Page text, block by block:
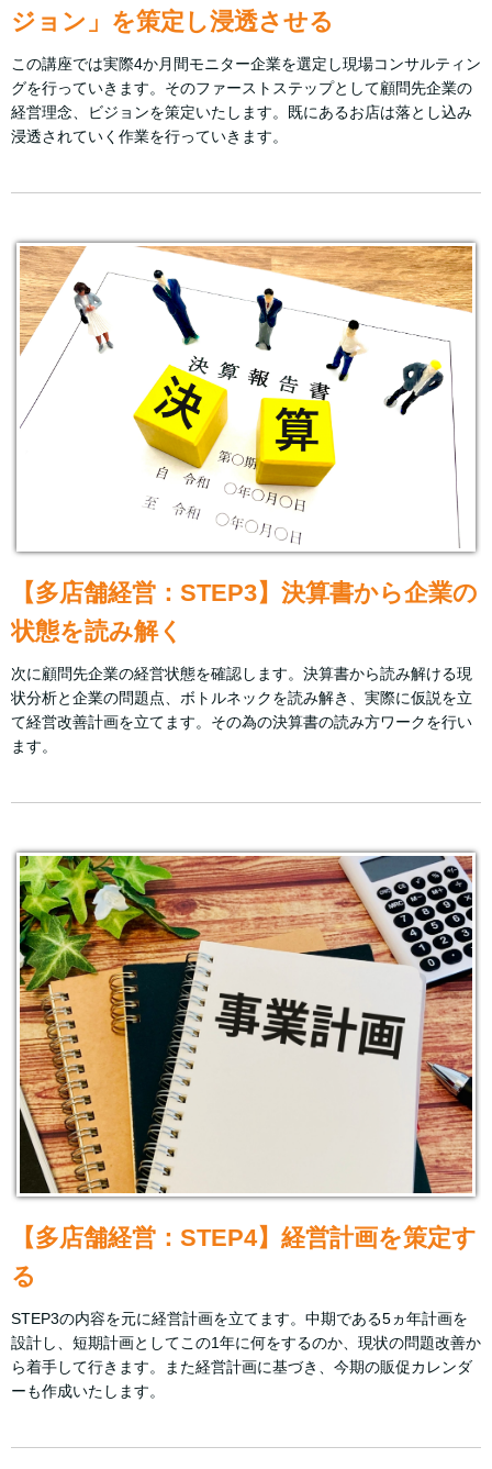
ジョン」を策定し浸透させる
この講座では実際4か月間モニター企業を選定し現場コンサルティン
グを行っていきます。そのファーストステップとして顧問先企業の
経営理念、ビジョンを策定いたします。既にあるお店は落とし込み
浸透されていく作業を行っていきます。
【多店舗経営：STEP3】決算書から企業の
状態を読み解く
次に顧問先企業の経営状態を確認します。決算書から読み解ける現
状分析と企業の問題点、ボトルネックを読み解き、実際に仮説を立
て経営改善計画を立てます。その為の決算書の読み方ワークを行い
ます。
【多店舗経営：STEP4】経営計画を策定す
る
STEP3の内容を元に経営計画を立てます。中期である5ヵ年計画を
設計し、短期計画としてこの1年に何をするのか、現状の問題改善か
ら着手して行きます。また経営計画に基づき、今期の販促カレンダ
ーも作成いたします。